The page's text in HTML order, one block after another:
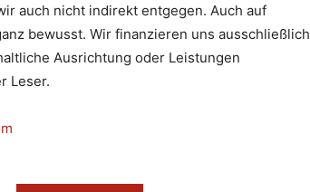
auch nicht indirekt entgegen. Auch auf
bewusst. Wir finanzieren uns ausschließlich
Ausrichtung oder Leistungen
Leser.